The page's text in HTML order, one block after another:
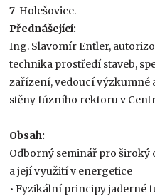
7-Holešovice.
Přednášející:
Ing. Slavomír Entler,
technika prostředí staveb,
zařízení, vedoucí
stěny fúzního rektoru v
Obsah:
Odborný seminář pro široký
a její využití v energetice
• Fyzikální principy jaderné